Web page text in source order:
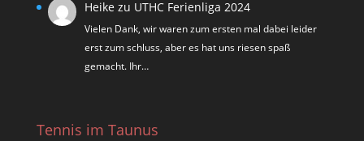
Heike zu UTHC Ferienliga 2024
Vielen Dank, wir waren zum ersten mal dabei leider
erst zum schluss, aber es hat uns riesen spaß
gemacht. Ihr…
Tennis im Taunus